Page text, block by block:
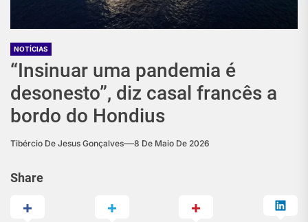
NOTÍCIAS
“Insinuar uma pandemia é
desonesto”, diz casal francês a
bordo do Hondius
Tibércio De Jesus Gonçalves 8 De Maio De 2026
Share